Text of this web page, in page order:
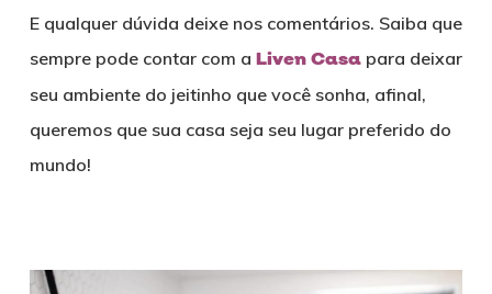
E qualquer dúvida deixe nos comentários. Saiba que
sempre pode contar com a Liven Casapara deixar
seu ambiente do jeitinho que você sonha, afinal,
queremos que sua casa seja seu lugar preferido do
mundo!